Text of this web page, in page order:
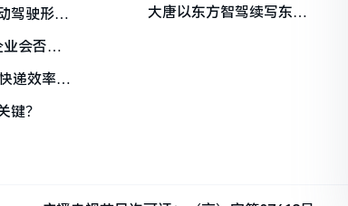
驾驶形成
递效率提
键？
大唐以东方智驾续写东西